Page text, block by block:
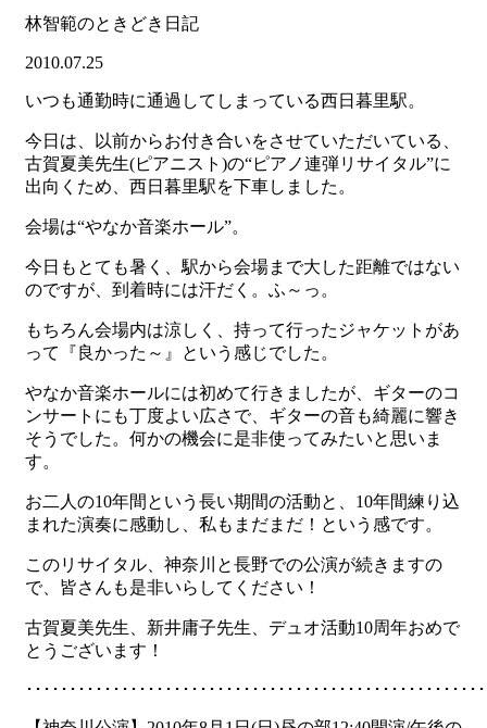
林智範のときどき日記
2010.07.25
いつも通勤時に通過してしまっている西日暮里駅。
今日は、以前からお付き合いをさせていただいている、
古賀夏美先生(ピアニスト)の“ピアノ連弾リサイタル”に
出向くため、西日暮里駅を下車しました。
会場は“やなか音楽ホール”。
今日もとても暑く、駅から会場まで大した距離ではない
のですが、到着時には汗だく。ふ～っ。
もちろん会場内は涼しく、持って行ったジャケットがあ
って『良かった～』という感じでした。
やなか音楽ホールには初めて行きましたが、ギターのコ
ンサートにも丁度よい広さで、ギターの音も綺麗に響き
そうでした。何かの機会に是非使ってみたいと思いま
す。
お二人の10年間という長い期間の活動と、10年間練り込
まれた演奏に感動し、私もまだまだ！という感です。
このリサイタル、神奈川と長野での公演が続きますの
で、皆さんも是非いらしてください！
古賀夏美先生、新井庸子先生、デュオ活動10周年おめで
とうございます！
････････････････････････････････････････････････････